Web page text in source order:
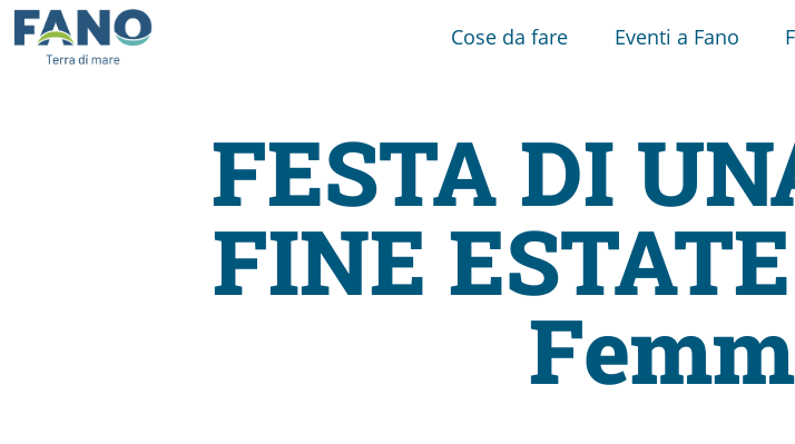
Cose da fare Eventi a Fano
FESTA DI
FINE